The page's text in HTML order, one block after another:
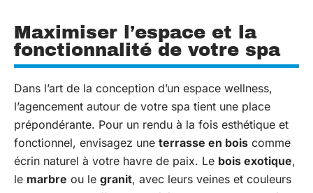
Maximiser l’espace et la
fonctionnalité de votre spa
Dans l’art de la conception d’un espace wellness,
l’agencement autour de votre spa tient une place
prépondérante. Pour un rendu à la fois esthétique et
fonctionnel, envisagez une terrasse en bois comme
écrin naturel à votre havre de paix. Le bois exotique,
le marbre ou le granit, avec leurs veines et couleurs